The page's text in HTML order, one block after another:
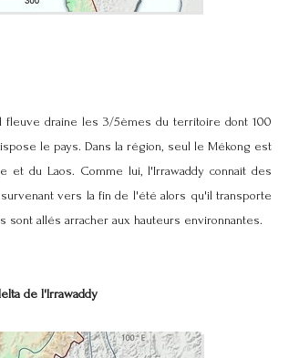
fleuve draine les 3/5èmes du territoire dont 100
le pays. Dans la région, seul le Mékong est
du Laos. Comme lui, l'Irrawaddy connaît des
vers la fin de l'été alors qu'il transporte
allés arracher aux hauteurs environnantes.
de l'Irrawaddy